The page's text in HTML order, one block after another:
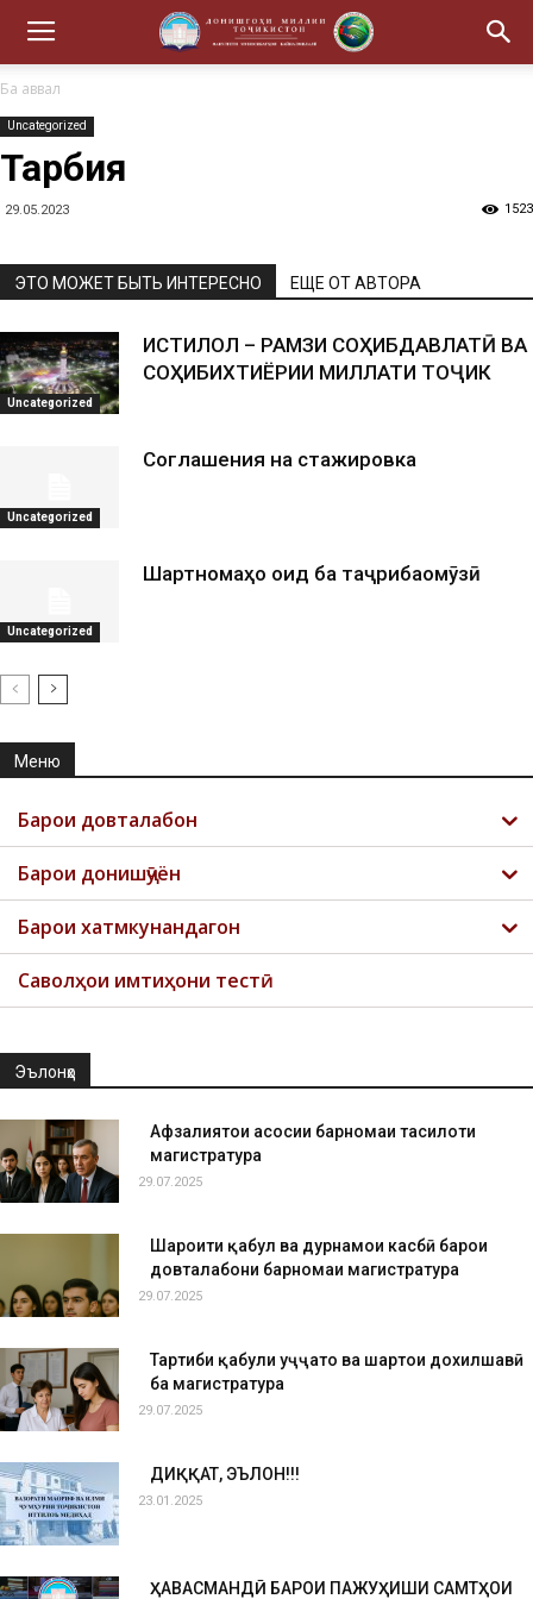
Ба аввал
Uncategorized
Тарбия
29.05.2023 1523
ЭТО МОЖЕТ БЫТЬ ИНТЕРЕСНО ЕЩЕ ОТ АВТОРА
Uncategorized
ИСТИҚЛОЛ – РАМЗИ СОҲИБДАВЛАТӢ ВА
СОҲИБИХТИЁРИИ МИЛЛАТИ ТОҶИК
Uncategorized
Соглашения на стажировка
Uncategorized
Шартномаҳо оид ба таҷрибаомӯзӣ
Меню
Барои довталабон
Барои донишҷӯён
Барои хатмкунандагон
Саволҳои имтиҳони тестӣ
Эълонҳо
Афзалиятҳои асосии барномаи таҳсилоти
магистратура
29.07.2025
Шароити қабул ва дурнамои касбӣ барои
довталабони барномаи магистратура
29.07.2025
Тартиби қабули ҳуҷҷатҳо ва шартҳои дохилшавӣ
ба магистратура
29.07.2025
ДИҚҚАТ, ЭЪЛОН!!!
23.01.2025
ҲАВАСМАНДӢ БАРОИ ПАЖУҲИШИ САМТҲОИ